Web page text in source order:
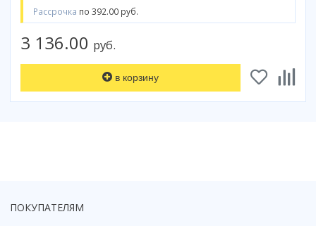
Рассрочка по 392.00 руб.
3 136.00 руб.
в корзину
ПОКУПАТЕЛЯМ